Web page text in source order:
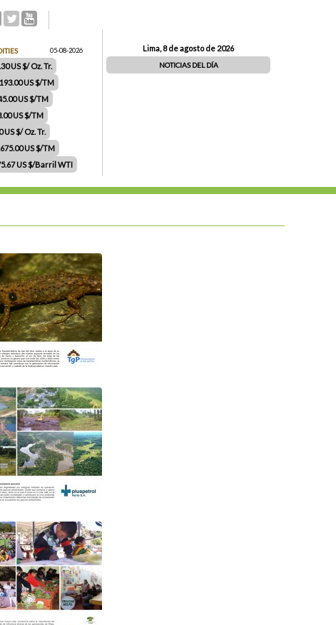
05-08-2026
US $/ Oz. Tr.
US $/TM
US $/TM
US $/TM
US $/ Oz. Tr.
US $/TM
US $/Barril WTI
Lima, 8 de agosto de 2026
NOTICIAS DEL DÍA